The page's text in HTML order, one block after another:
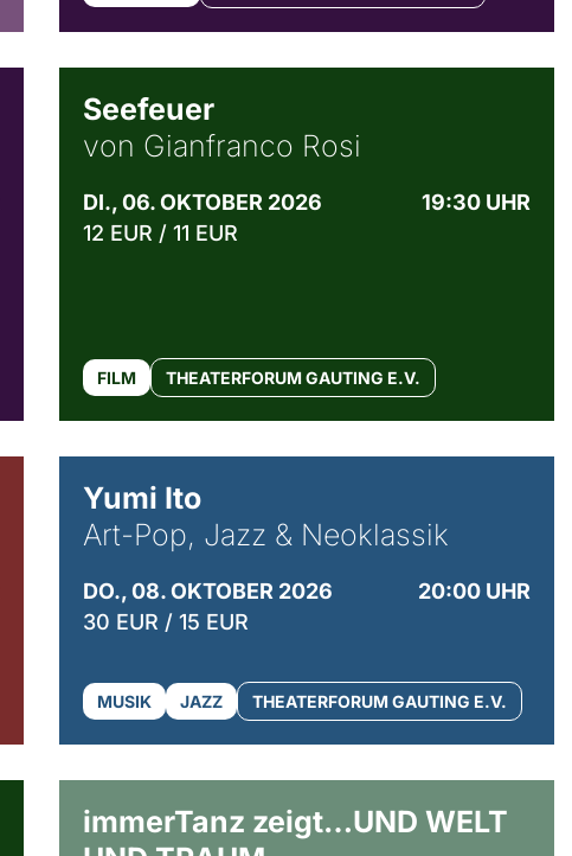
Seefeuer
von Gianfranco Rosi
DI., 06. OKTOBER 2026
19:30 UHR
12 EUR / 11 EUR
FILM THEATERFORUM GAUTING E.V.
Yumi Ito
Art-Pop, Jazz & Neoklassik
DO., 08. OKTOBER 2026
20:00 UHR
30 EUR / 15 EUR
MUSIK JAZZ THEATERFORUM GAUTING E.V.
immerTanz zeigt…UND WELT